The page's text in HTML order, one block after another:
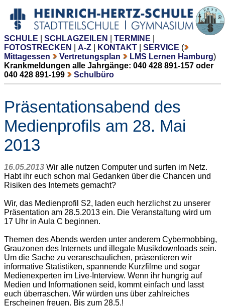
SCHULE SCHLAGZEILEN TERMINE
FOTOSTRECKEN
A-Z KONTAKT SERVICE (
Mittagessen
Vertretungsplan LMS Lernen Hamburg)
Krankmeldungen alle Jahrgänge: 040 428 891-157 oder
040 428 891-199
Schulbüro
Präsentationsabend des
Medienprofils am 28. Mai
2013
16.05.2013 Wir alle nutzen Computer und surfen im Netz.
Habt ihr euch schon mal Gedanken über die Chancen und
Risiken des Internets gemacht?
Wir, das Medienprofil S2, laden euch herzlichst zu unserer
Präsentation am 28.5.2013 ein. Die Veranstaltung wird um
17 Uhr in Aula C beginnen.
Themen des Abends werden unter anderem Cybermobbing,
Grauzonen des Internets und illegale Musikdownloads sein.
Um die Sache zu veranschaulichen, präsentieren wir
informative Statistiken, spannende Kurzfilme und sogar
Medienexperten im Live-Interview. Wenn ihr hungrig auf
Medien und Informationen seid, kommt einfach und lasst
euch überraschen. Wir würden uns über zahlreiches
Erscheinen freuen. Bis zum 28.5.!